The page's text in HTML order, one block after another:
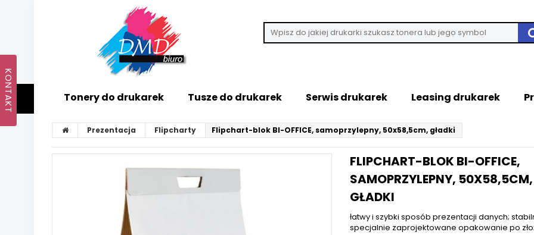
Tonery do drukarek Tusze do drukarek Serwis drukarek Leasing drukarek
Prezentacja Flipcharty Flipchart-blok BI-OFFICE, samoprzylepny, 50x58,5cm, gładki
FLIPCHART-BLOK BI-OFFICE,
SAMOPRZYLEPNY, 50X58,5CM,
GŁADKI
łatwy i szybki sposób prezentacji danych;
specjalnie zaprojektowane opakowanie po